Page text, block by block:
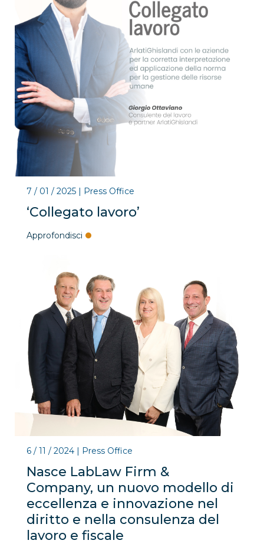
‘Collegato lavoro’
7 / 01 / 2025| Press Office
Approfondisci
Nasce LabLaw Firm &
Company, un nuovo modello di
eccellenza e innovazione nel
diritto e nella consulenza del
lavoro e fiscale
6 / 11 / 2024| Press Office